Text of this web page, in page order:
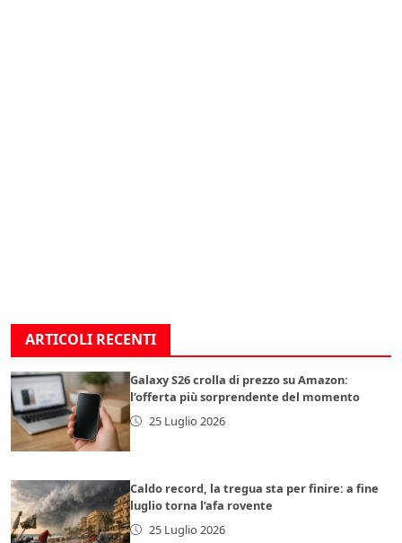
ARTICOLI RECENTI
Galaxy S26 crolla di prezzo su Amazon:
l’offerta più sorprendente del momento
25 Luglio 2026
Caldo record, la tregua sta per finire: a fine
luglio torna l’afa rovente
25 Luglio 2026